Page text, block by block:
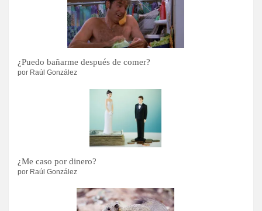
¿Puedo bañarme después de comer?
por Raúl González
¿Me caso por dinero?
por Raúl González